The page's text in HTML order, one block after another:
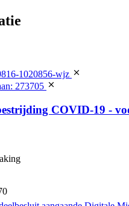
1020856-wjz
273705
COVID-19 -